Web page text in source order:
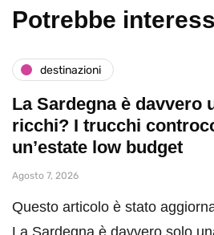
Potrebbe
destinazioni
La Sardegna è davvero
ricchi? I trucchi
un’estate low budget
Agosto 7, 2026
Questo articolo è stato